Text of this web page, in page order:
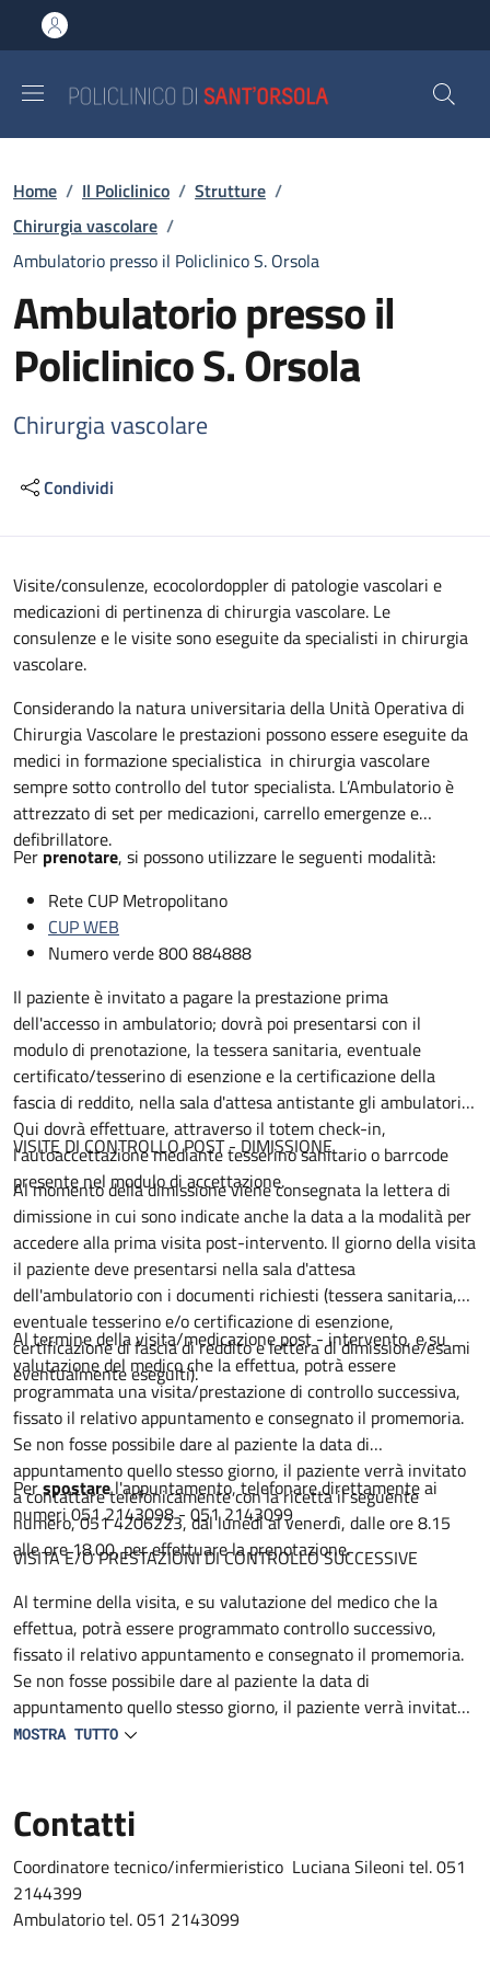
al contenuto principale
to footer content
Briciole di pane
Home / Il Policlinico / Strutture /
Chirurgia vascolare /
Ambulatorio presso il Policlinico S. Orsola
Ambulatorio presso il
Policlinico S. Orsola
Chirurgia vascolare
Condividi
Descrizione
Visite/consulenze, ecocolordoppler di patologie vascolari e
medicazioni di pertinenza di chirurgia vascolare. Le
consulenze e le visite sono eseguite da specialisti in chirurgia
vascolare.
Considerando la natura universitaria della Unità Operativa di
Chirurgia Vascolare le prestazioni possono essere eseguite da
medici in formazione specialistica in chirurgia vascolare
sempre sotto controllo del tutor specialista. L’Ambulatorio è
attrezzato di set per medicazioni, carrello emergenze e
defibrillatore.
Per prenotare, si possono utilizzare le seguenti modalità:
Rete CUP Metropolitano
CUP WEB
Numero verde 800 884888
Il paziente è invitato a pagare la prestazione prima
dell'accesso in ambulatorio; dovrà poi presentarsi con il
modulo di prenotazione, la tessera sanitaria, eventuale
certificato/tesserino di esenzione e la certificazione della
fascia di reddito, nella sala d'attesa antistante gli ambulatori.
Qui dovrà effettuare, attraverso il totem check-in,
l'autoaccettazione mediante tesserino sanitario o barrcode
presente nel modulo di accettazione.
VISITE DI CONTROLLO POST - DIMISSIONE
Al momento della dimissione viene consegnata la lettera di
dimissione in cui sono indicate anche la data a la modalità per
accedere alla prima visita post-intervento. Il giorno della visita
il paziente deve presentarsi nella sala d'attesa
dell'ambulatorio con i documenti richiesti (tessera sanitaria,
eventuale tesserino e/o certificazione di esenzione,
certificazione di fascia di reddito e lettera di dimissione/esami
eventualmente eseguiti).
Al termine della visita/medicazione post - intervento, e su
valutazione del medico che la effettua, potrà essere
programmata una visita/prestazione di controllo successiva,
fissato il relativo appuntamento e consegnato il promemoria.
Se non fosse possibile dare al paziente la data di
appuntamento quello stesso giorno, il paziente verrà invitato
a contattare telefonicamente con la ricetta il seguente
numero, 051 4206223, dal lunedì al venerdì, dalle ore 8.15
alle ore 18.00, per effettuare la prenotazione.
Perspostarel'appuntamento, telefonare direttamente ai
numeri 051 2143098 - 051 2143099
VISITA E/O PRESTAZIONI DI CONTROLLO SUCCESSIVE
Al termine della visita, e su valutazione del medico che la
effettua, potrà essere programmato controllo successivo,
fissato il relativo appuntamento e consegnato il promemoria.
Se non fosse possibile dare al paziente la data di
appuntamento quello stesso giorno, il paziente verrà invitato
a contattare telefonicamente con la ricetta il seguente
MOSTRA TUTTO
Contatti
Coordinatore tecnico/infermieristico Luciana Sileoni tel. 051
2144399
Ambulatorio tel. 051 2143099